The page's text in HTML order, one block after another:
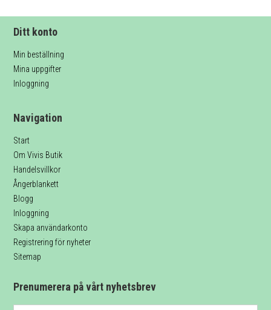
Ditt konto
Min beställning
Mina uppgifter
Inloggning
Navigation
Start
Om Vivis Butik
Handelsvillkor
Ångerblankett
Blogg
Inloggning
Skapa användarkonto
Registrering för nyheter
Sitemap
Prenumerera på vårt nyhetsbrev